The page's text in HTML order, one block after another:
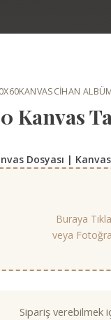
CIHAN
Kanvas
Dosyası | Kanvas
Buraya
veya
Sipariş verebilmek